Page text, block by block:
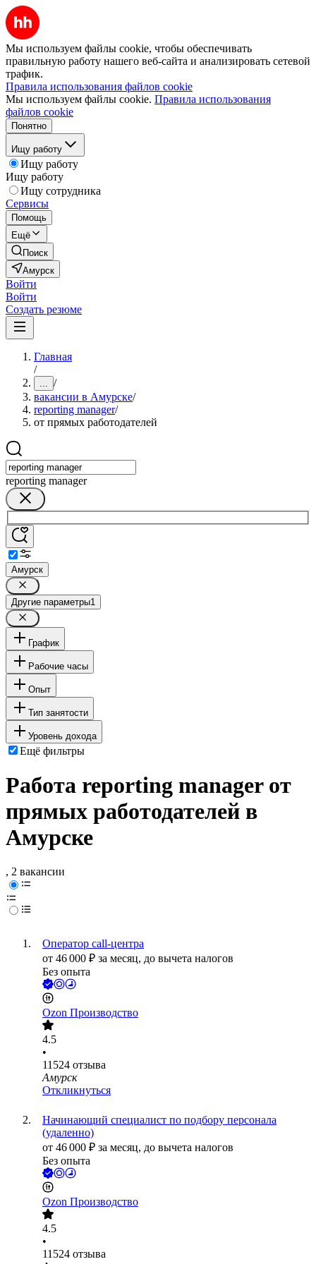
Мы используем файлы cookie, чтобы обеспечивать
правильную работу нашего веб-сайта и анализировать сетевой
трафик.
Правила использования файлов cookie
Мы используем файлы cookie. Правила использования
файлов cookie
Понятно
Ищу работу
Ищу работу
Ищу работу
Ищу сотрудника
Сервисы
Помощь
Ещё
Поиск
Амурск
Войти
Войти
Создать резюме
Главная
/
... /
вакансии в Амурске/
reporting manager/
от прямых работодателей
reporting manager
Амурск
Другие параметры1
График
Рабочие часы
Опыт
Тип занятости
Уровень дохода
Ещё фильтры
Работа reporting manager от
прямых работодателей в
Амурске
, 2 вакансии
Оператор call-центра
от 46 000 ₽ за месяц, до вычета налогов
Без опыта
Ozon Производство
4.5
•
11524 отзыва
Амурск
Откликнуться
Начинающий специалист по подбору персонала
(удаленно)
от 46 000 ₽ за месяц, до вычета налогов
Без опыта
Ozon Производство
4.5
•
11524 отзыва